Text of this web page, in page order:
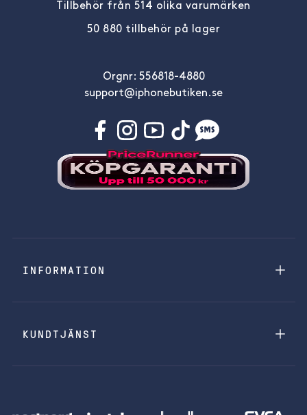
Tillbehör från 514 olika varumärken
50 880 tillbehör på lager
Orgnr: 556818-4880
support@iphonebutiken.se
INFORMATION
KUNDTJÄNST